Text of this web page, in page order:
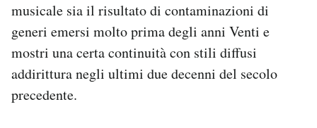
musicale sia il risultato di contaminazioni di
generi emersi molto prima degli anni Venti e
mostri una certa continuità con stili diffusi
addirittura negli ultimi due decenni del secolo
precedente.